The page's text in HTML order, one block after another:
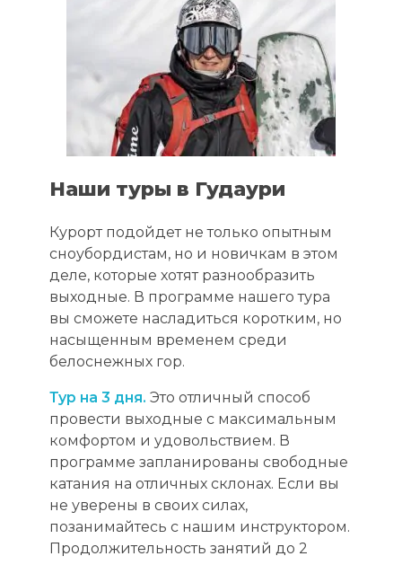
Наши туры в Гудаури
Курорт подойдет не только опытным
сноубордистам, но и новичкам в этом
деле, которые хотят разнообразить
выходные. В программе нашего тура
вы сможете насладиться коротким, но
насыщенным временем среди
белоснежных гор.
Тур на 3 дня. Это отличный способ
провести выходные с максимальным
комфортом и удовольствием. В
программе запланированы свободные
катания на отличных склонах. Если вы
не уверены в своих силах,
позанимайтесь с нашим инструктором.
Продолжительность занятий до 2